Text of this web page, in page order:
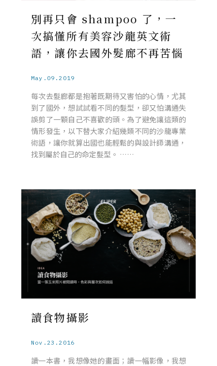
別再只會 shampoo 了，一
次搞懂所有美容沙龍英文術
語，讓你去國外髮廊不再苦惱
May.09.2019
每次去髮廊都是抱著既期待又害怕的心情，尤其
到了國外，想試試看不同的髮型，卻又怕溝通失
誤剪了一顆自己不喜歡的頭。為了避免讓這類的
情形發生，以下替大家介紹幾類不同的沙龍專業
術語，讓你就算出國也能輕鬆的與設計師溝通，
找到屬於自己的命定髮型。 ……
讀食物攝影
Nov.23.2016
讀一本書，我想像她的畫面；讀一幅影像，我想